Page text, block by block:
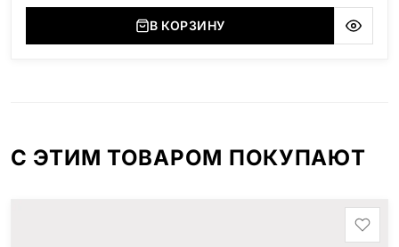
В КОРЗИНУ
С ЭТИМ ТОВАРОМ ПОКУПАЮТ